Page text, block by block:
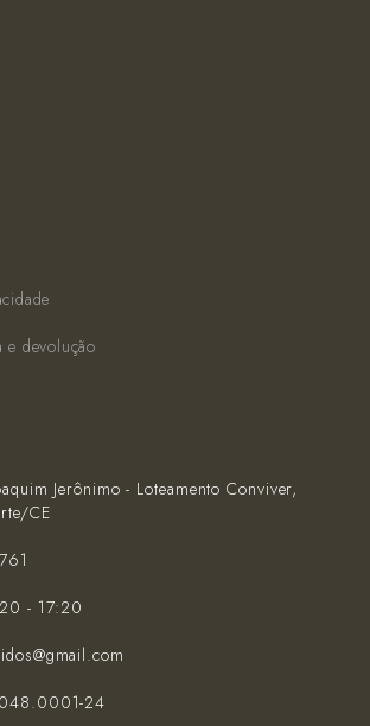
e devolução
Jerônimo - Loteamento Conviver,
CE
- 17:20
24